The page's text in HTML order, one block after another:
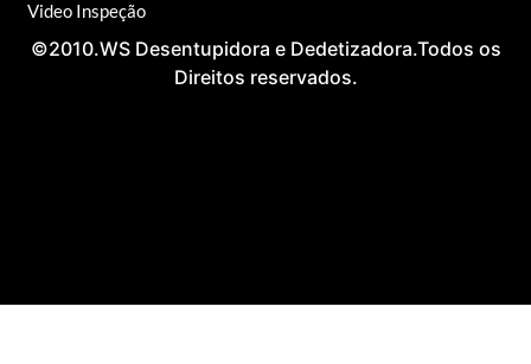
Video Inspeção
©2010.WS Desentupidora e Dedetizadora.Todos os
Direitos reservados.